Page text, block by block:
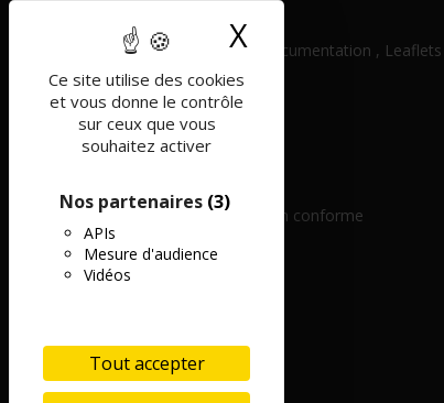
Ce site utilise des cookies
et vous donne le contrôle
sur ceux que vous
souhaitez activer
Nos partenaires (3)
APIs
Mesure d'audience
Vidéos
Tout accepter
X Masquer le
Ressources , Documentation , Leaflets
Pratique
Contact
Accessibilité : non conforme